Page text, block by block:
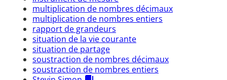
multiplication de nombres décimaux
multiplication de nombres entiers
rapport de grandeurs
situation de la vie courante
situation de partage
soustraction de nombres décimaux
soustraction de nombres entiers